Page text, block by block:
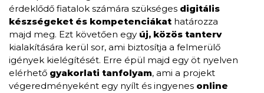
érdeklődő fiatalok számára szükséges digitális
készségeket és kompetenciákat határozza
majd meg. Ezt követően egy új, közös tanterv
kialakítására kerül sor, ami biztosítja a felmerülő
igények kielégítését. Erre épül majd egy öt nyelven
elérhető gyakorlati tanfolyam, ami a projekt
végeredményeként egy nyílt és ingyenes online